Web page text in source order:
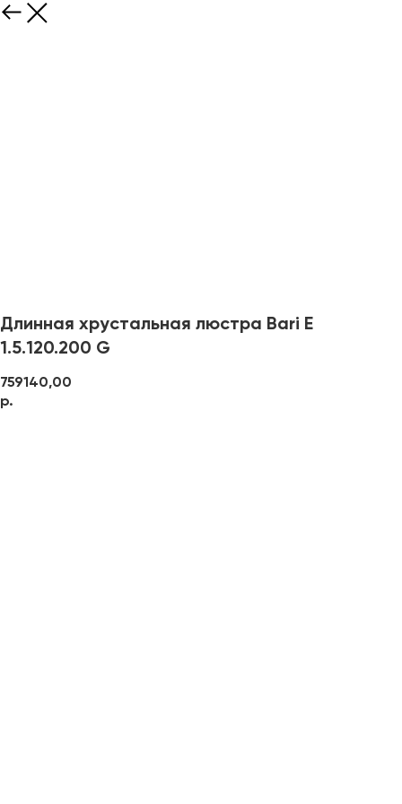
Длинная хрустальная люстра Bari E
1.5.120.200 G
759140,00
р.